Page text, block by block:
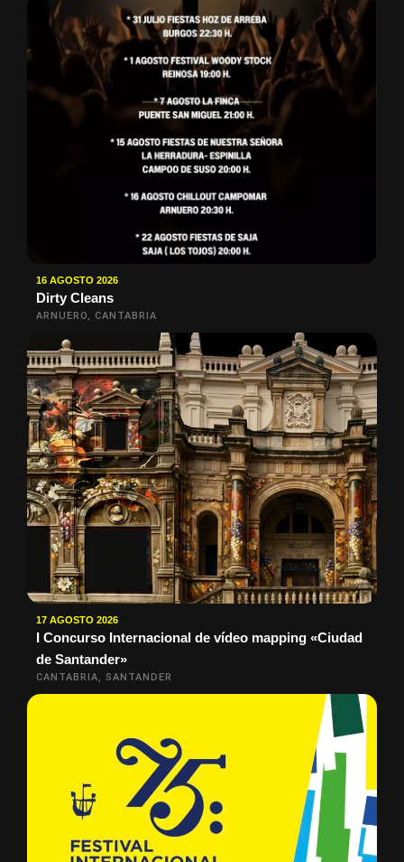
16 AGOSTO 2026
Dirty Cleans
ARNUERO, CANTABRIA
17 AGOSTO 2026
I Concurso Internacional de vídeo mapping «Ciudad
de Santander»
CANTABRIA, SANTANDER